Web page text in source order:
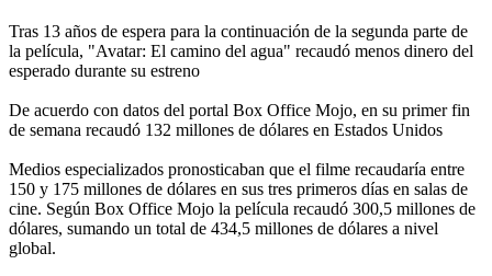
Tras 13 años de espera para la continuación de la segunda parte de
la película, "Avatar: El camino del agua" recaudó menos dinero del
esperado durante su estreno
De acuerdo con datos del portal Box Office Mojo, en su primer fin
de semana recaudó 132 millones de dólares en Estados Unidos
Medios especializados pronosticaban que el filme recaudaría entre
150 y 175 millones de dólares en sus tres primeros días en salas de
cine. Según Box Office Mojo la película recaudó 300,5 millones de
dólares, sumando un total de 434,5 millones de dólares a nivel
global.